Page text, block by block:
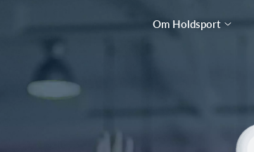
Om Holdsport